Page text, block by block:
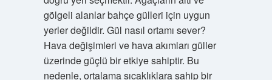
gölgeli alanlar bahçe gülleri için uygun
yerler değildir. Gül nasıl ortamı sever?
Hava değişimleri ve hava akımları güller
üzerinde güçlü bir etkiye sahiptir. Bu
nedenle, ortalama sıcaklıklara sahip bir